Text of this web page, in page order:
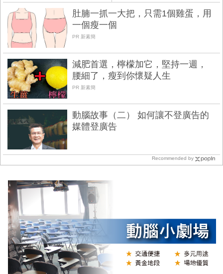
肚腩一抓一大把，只需1個雞蛋，用
一個瘦一個
PR 新素簡
減肥首選，檸檬加它，堅持一週，
腰細了，瘦到你懷疑人生
PR 新素簡
動腦故事（二） 如何讓不登廣告的
媒體登廣告
Recommended by